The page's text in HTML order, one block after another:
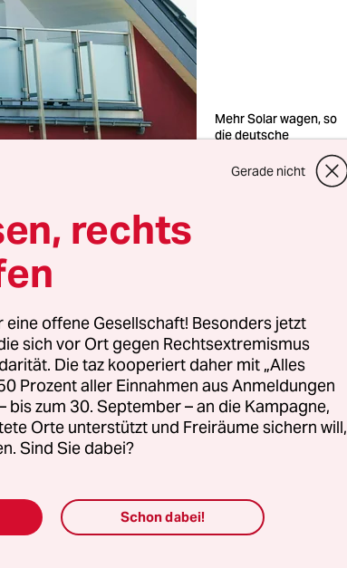
Mehr Solar wagen, so
die deutsche
Foto: Andreas
auf eine bür­ge­r*in­nen­
den Ausbau neuer
auf Dächern seien
auf kommunaler
Metz am
das sich mit
Gerade nicht
rechts
offene Gesellschaft! Besonders jetzt
sich vor Ort gegen Rechtsextremismus
Die taz kooperiert daher mit „Alles
Prozent aller Einnahmen aus Anmeldungen
bis zum 30. September – an die Kampagne,
Orte unterstützt und Freiräume sichern will,
Sind Sie dabei?
Schon dabei!